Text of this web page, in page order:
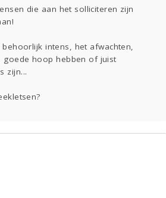
Viva zoekt
Aangeboden
die aan het solliciteren zijn
intens, het afwachten,
goede hoop hebben of juist
zijn...